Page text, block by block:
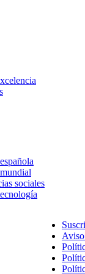
sociales